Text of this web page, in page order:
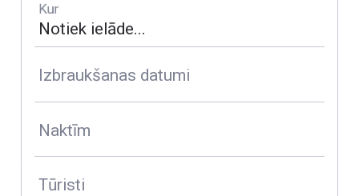
Kur
Izbraukšanas datumi
Naktīm
Tūristi